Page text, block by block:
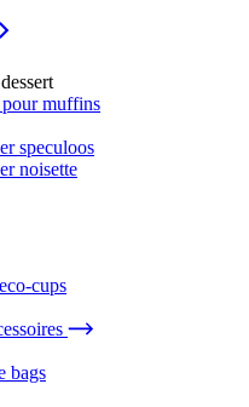
muffins
speculoos
noisette
cups
bags